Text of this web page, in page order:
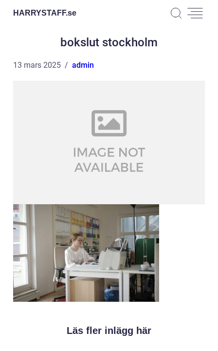
HARRYSTAFF.se
bokslut stockholm
13 mars 2025 admin
Läs fler inlägg här